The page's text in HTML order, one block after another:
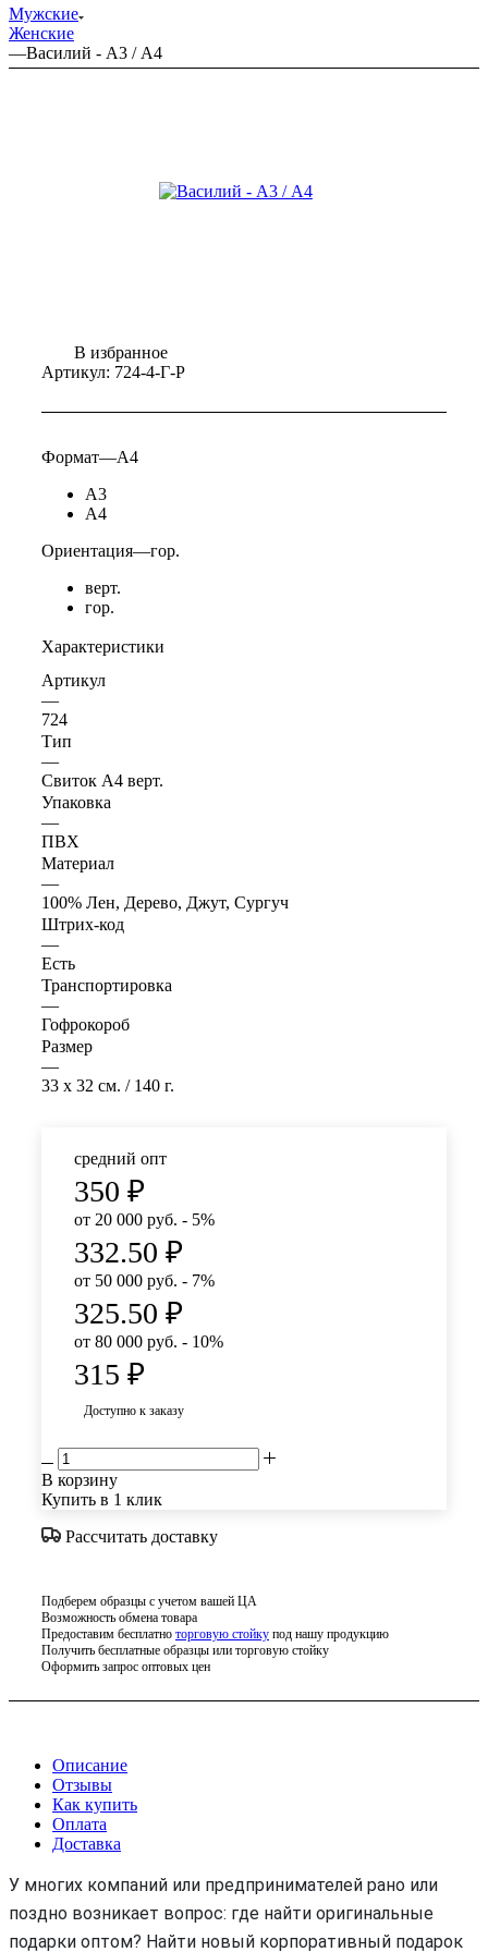
Мужские
Женские
—Василий - А3 / А4
В избранное
Артикул: 724-4-Г-Р
Формат—А4
А3
А4
Ориентация—гор.
верт.
гор.
Характеристики
Артикул
—
724
Тип
—
Свиток А4 верт.
Упаковка
—
ПВХ
Материал
—
100% Лен, Дерево, Джут, Сургуч
Штрих-код
—
Есть
Транспортировка
—
Гофрокороб
Размер
—
33 x 32 см. / 140 г.
средний опт
350 ₽
от 20 000 руб. - 5%
332.50 ₽
от 50 000 руб. - 7%
325.50 ₽
от 80 000 руб. - 10%
315 ₽
Доступно к заказу
В корзину
Купить в 1 клик
Рассчитать доставку
Подберем образцы с учетом вашей ЦА
Возможность обмена товара
Предоставим бесплатно торговую стойку под нашу продукцию
Получить бесплатные образцы или торговую стойку
Оформить запрос оптовых цен
Описание
Отзывы
Как купить
Оплата
Доставка
У многих компаний или предпринимателей рано или
поздно возникает вопрос: где найти оригинальные
подарки оптом? Найти новый корпоративный подарок